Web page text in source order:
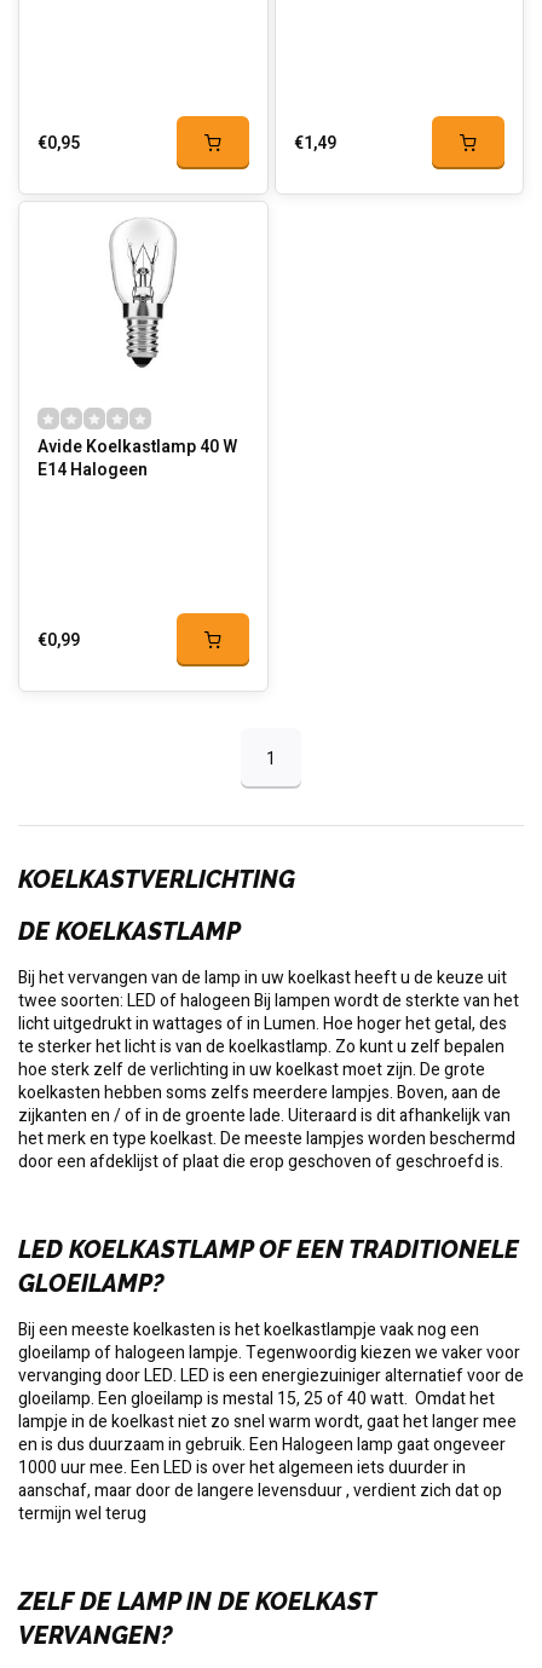
€0,95 €1,49
Avide Koelkastlamp 40 W
E14 Halogeen
€0,99
1
KOELKASTVERLICHTING
DE KOELKASTLAMP
Bij het vervangen van de lamp in uw koelkast heeft u de keuze uit
twee soorten: LED of halogeen Bij lampen wordt de sterkte van het
licht uitgedrukt in wattages of in Lumen. Hoe hoger het getal, des
te sterker het licht is van de koelkastlamp. Zo kunt u zelf bepalen
hoe sterk zelf de verlichting in uw koelkast moet zijn. De grote
koelkasten hebben soms zelfs meerdere lampjes. Boven, aan de
zijkanten en / of in de groente lade. Uiteraard is dit afhankelijk van
het merk en type koelkast. De meeste lampjes worden beschermd
door een afdeklijst of plaat die erop geschoven of geschroefd is.
LED KOELKASTLAMP OF EEN TRADITIONELE
GLOEILAMP?
Bij een meeste koelkasten is het koelkastlampje vaak nog een
gloeilamp of halogeen lampje. Tegenwoordig kiezen we vaker voor
vervanging door LED. LED is een energiezuiniger alternatief voor de
gloeilamp. Een gloeilamp is mestal 15, 25 of 40 watt. Omdat het
lampje in de koelkast niet zo snel warm wordt, gaat het langer mee
en is dus duurzaam in gebruik. Een Halogeen lamp gaat ongeveer
1000 uur mee. Een LED is over het algemeen iets duurder in
aanschaf, maar door de langere levensduur , verdient zich dat op
termijn wel terug
ZELF DE LAMP IN DE KOELKAST
VERVANGEN?